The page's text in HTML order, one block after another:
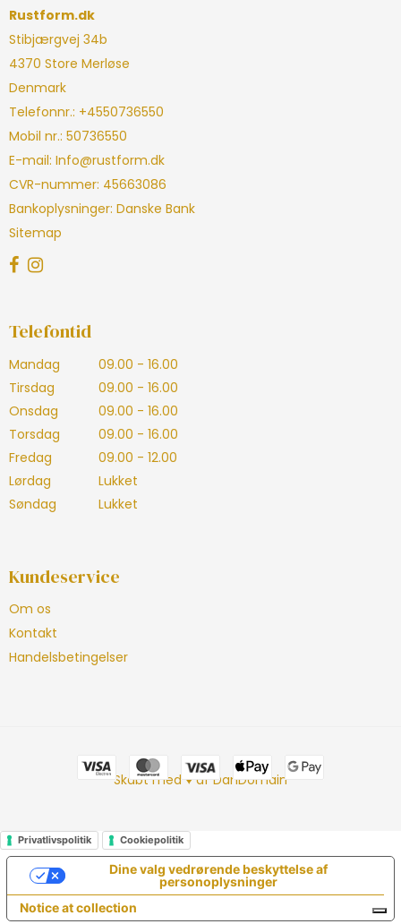
Rustform.dk
Stibjærgvej 34b
4370 Store Merløse
Denmark
Telefonnr.: +4550736550
Mobil nr.: 50736550
E-mail: Info@rustform.dk
CVR-nummer: 45663086
Bankoplysninger: Danske Bank
Sitemap
Telefontid
Mandag
09.00 - 16.00
Tirsdag
09.00 - 16.00
Onsdag
09.00 - 16.00
Torsdag
09.00 - 16.00
Fredag
09.00 - 12.00
Lørdag
Lukket
Søndag
Lukket
Kundeservice
Om os
Kontakt
Handelsbetingelser
Skabt med ♥ af DanDomain
Privatlivspolitik Cookiepolitik
Notice at collection
Dine valg vedrørende beskyttelse af
personoplysninger